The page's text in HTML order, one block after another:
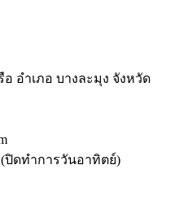
อำเภอ บางละมุง จังหวัด
(ปิดทำการวันอาทิตย์)